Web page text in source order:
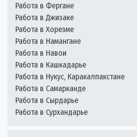
Работа в Фергане
Работа в Джизаке
Работа в Хорезме
Работа в Намангане
Работа в Навои
Работа в Кашкадарье
Работа в Нукус, Каракалпакстане
Работа в Самарканде
Работа в Сырдарье
Работа в Сурхандарье